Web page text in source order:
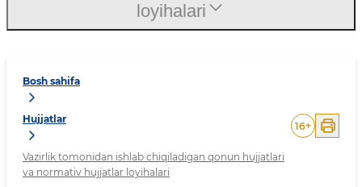
Bosh sahifa
Hujjatlar
Vazirlik tomonidan ishlab chiqiladigan qonun hujjatlari
va normativ hujjatlar loyihalari
16+
loyihalari